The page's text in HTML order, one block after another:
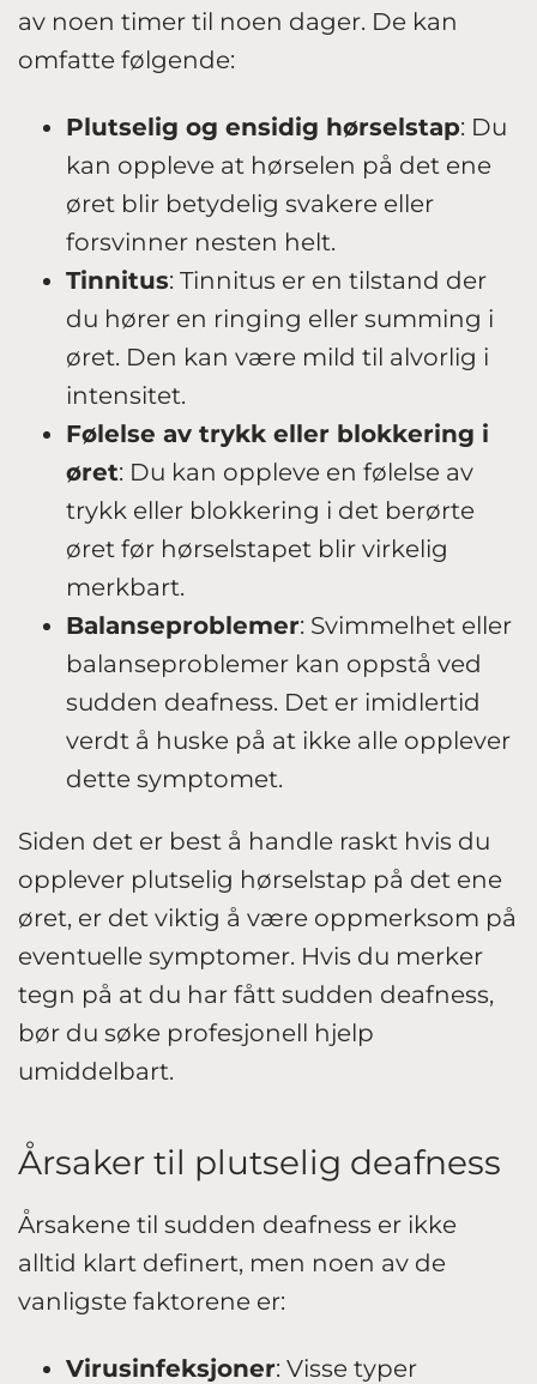
av noen timer til noen dager. De kan
omfatte følgende:
Plutselig og ensidig hørselstap: Du
kan oppleve at hørselen på det ene
øret blir betydelig svakere eller
forsvinner nesten helt.
Tinnitus: Tinnitus er en tilstand der
du hører en ringing eller summing i
øret. Den kan være mild til alvorlig i
intensitet.
Følelse av trykk eller blokkering i
øret: Du kan oppleve en følelse av
trykk eller blokkering i det berørte
øret før hørselstapet blir virkelig
merkbart.
Balanseproblemer: Svimmelhet eller
balanseproblemer kan oppstå ved
sudden deafness. Det er imidlertid
verdt å huske på at ikke alle opplever
dette symptomet.
Siden det er best å handle raskt hvis du
opplever plutselig hørselstap på det ene
øret, er det viktig å være oppmerksom på
eventuelle symptomer. Hvis du merker
tegn på at du har fått sudden deafness,
bør du søke profesjonell hjelp
umiddelbart.
Årsaker til plutselig deafness
Årsakene til sudden deafness er ikke
alltid klart definert, men noen av de
vanligste faktorene er:
Virusinfeksjoner: Visse typer